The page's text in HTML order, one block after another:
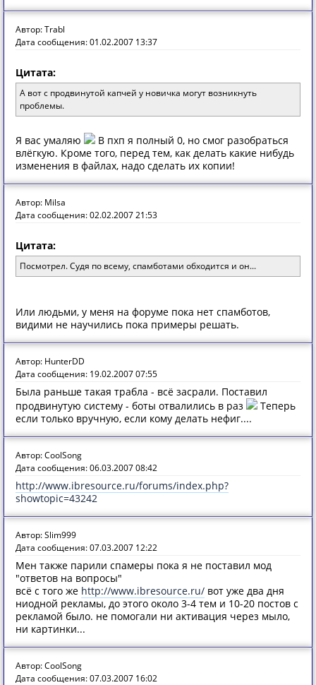
Автор: Trabl
Дата сообщения: 01.02.2007 13:37
Цитата:
А вот с продвинутой капчей у новичка могут возникнуть
проблемы.
Я вас умаляю
В пхп я полный 0, но смог разобраться
влёгкую. Кроме того, перед тем, как делать какие нибудь
изменения в файлах, надо сделать их копии!
Автор: Milsa
Дата сообщения: 02.02.2007 21:53
Цитата:
Посмотрел. Судя по всему, спамботами обходится и он...
Или людьми, у меня на форуме пока нет спамботов,
видими не научились пока примеры решать.
Автор: HunterDD
Дата сообщения: 19.02.2007 07:55
Была раньше такая трабла - всё засрали. Поставил
продвинутую систему - боты отвалились в раз
Теперь
если только вручную, если кому делать нефиг....
Автор: CoolSong
Дата сообщения: 06.03.2007 08:42
http://www.ibresource.ru/forums/index.php?
showtopic=43242
Автор: Slim999
Дата сообщения: 07.03.2007 12:22
Мен также парили спамеры пока я не поставил мод
"ответов на вопросы"
всё с того же http://www.ibresource.ru/ вот уже два дня
ниодной рекламы, до этого около 3-4 тем и 10-20 постов с
рекламой было. не помогали ни активация через мыло,
ни картинки...
Автор: CoolSong
Дата сообщения: 07.03.2007 16:02